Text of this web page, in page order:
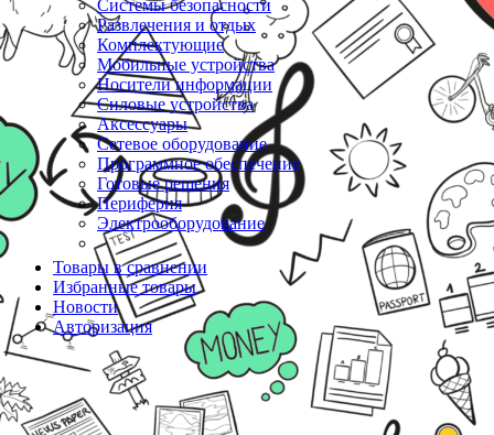
Системы безопасности
Развлечения и отдых
Комплектующие
Мобильные устройства
Носители информации
Силовые устройства
Аксессуары
Сетевое оборудование
Программное обеспечение
Готовые решения
Периферия
Электрооборудование
Товары в сравнении
Избранные товары
Новости
Авторизация